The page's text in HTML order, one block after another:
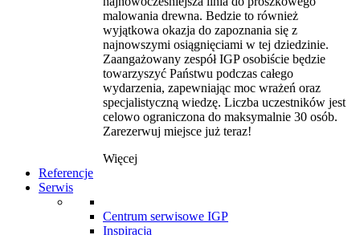
malowania drewna. Bedzie to również
wyjątkowa okazja do zapoznania się z
najnowszymi osiągnięciami w tej dziedzinie.
Zaangażowany zespół IGP osobiście będzie
towarzyszyć Państwu podczas całego
wydarzenia, zapewniając moc wrażeń oraz
specjalistyczną wiedzę. Liczba uczestników jest
celowo ograniczona do maksymalnie 30 osób.
Zarezerwuj miejsce już teraz!
Więcej
Referencje
Serwis
Centrum serwisowe IGP
Inspiracja